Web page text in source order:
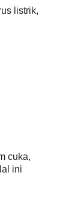
listrik,
cuka,
ini